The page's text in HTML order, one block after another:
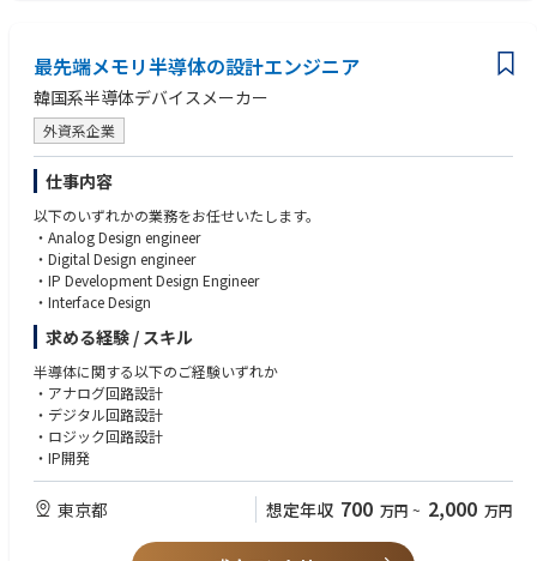
- RPAやAI・自動化技術などを用いて対応業務の効率化を推進
■想定ポジション
社内向けインフラの企画・導入・構築および運用管理におけるリーダもし
くはリーダ候補の担当者
■職場雰囲気
割当て一人がお休みなどをされた場合でも他メンバで極力フォローできる
体制を取っています。
また、育児休暇(男性社員の取得実績あり)の取得や短時間勤務制度の活用
なども行っており、そうした面でもワークライフバランスをとれる組織と
なっています。
週3日以上のオフィス出社とする出社方針のもと、週3日各チーム単位で出
社しており、出社とテレワークを併用しながら、チーム内の対面でのコミ
ュニケーション機会を設けています。
■描けるキャリアパス
インフラ／ネットワーク環境の構築・運用管理業務においてチームリーダ
や業務推進役として携わることができ、チーム／プロジェクトマネジメン
トのスキルを磨くことができます。技術面ではオンプレサーバ・クラウド
サービス関連技術、PCや仮想デスクトップ環境のといったクライアントエ
ンドポイント管理、複数拠点を跨ぐWANおよびLANのネットワーク技術に
携わることができます。また、SSSグループは海外にも関連会社や拠点が
最先端メモリ半導体の設計エンジニア
韓国系半導体デバイスメーカー
外資系企業
仕事内容
以下のいずれかの業務をお任せいたします。
・Analog Design engineer
・Digital Design engineer
・IP Development Design Engineer
・Interface Design
求める経験 / スキル
半導体に関する以下のご経験いずれか
・アナログ回路設計
・デジタル回路設計
・ロジック回路設計
・IP開発
東京都 想定年収 700 万円 ~ 2,000 万円